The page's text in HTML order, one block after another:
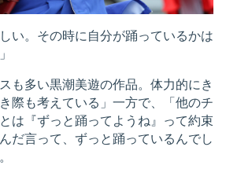
い。その時に自分が踊っているかは
も多い黒潮美遊の作品。体力的にき
際も考えている」一方で、「他のチ
は『ずっと踊ってようね』って約束
だ言って、ずっと踊っているんでし